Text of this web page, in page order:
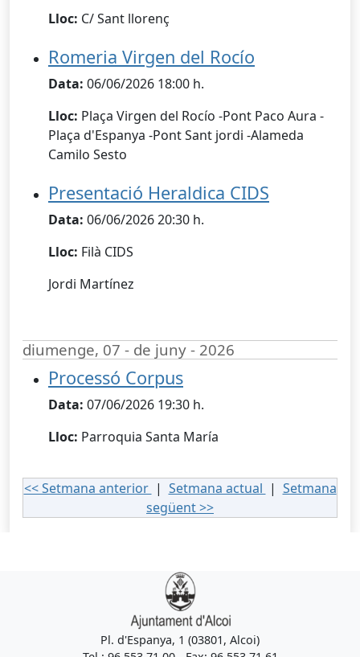
Lloc: C/ Sant llorenç
Romeria Virgen del Rocío
Data: 06/06/2026 18:00 h.
Lloc: Plaça Virgen del Rocío -Pont Paco Aura -
Plaça d'Espanya -Pont Sant jordi -Alameda
Camilo Sesto
Presentació Heraldica CIDS
Data: 06/06/2026 20:30 h.
Lloc: Filà CIDS
Jordi Martínez
diumenge, 07 - de juny - 2026
Processó Corpus
Data: 07/06/2026 19:30 h.
Lloc: Parroquia Santa María
<< Setmana anterior | Setmana actual | Setmana
següent >>
Pl. d'Espanya, 1 (03801, Alcoi)